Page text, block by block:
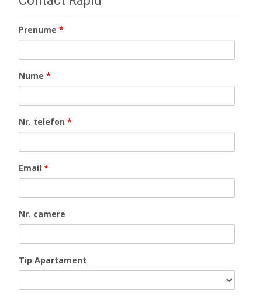
Prenume *
Nume *
Nr. telefon *
Email *
Nr. camere
Tip Apartament